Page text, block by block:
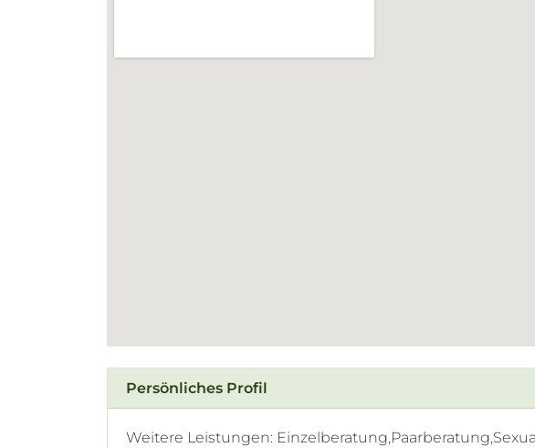
Persönliches Profil
Weitere Leistungen: